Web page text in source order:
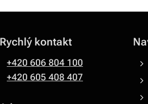
Rychlý kontakt
+420 606 804 100
+420 605 408 407